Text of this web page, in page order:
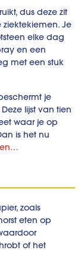
zoals
eten op
of het
dus deze zit
Je
elke dag
en een
met een stuk
je
lijst van tien
waar je op
is het nu